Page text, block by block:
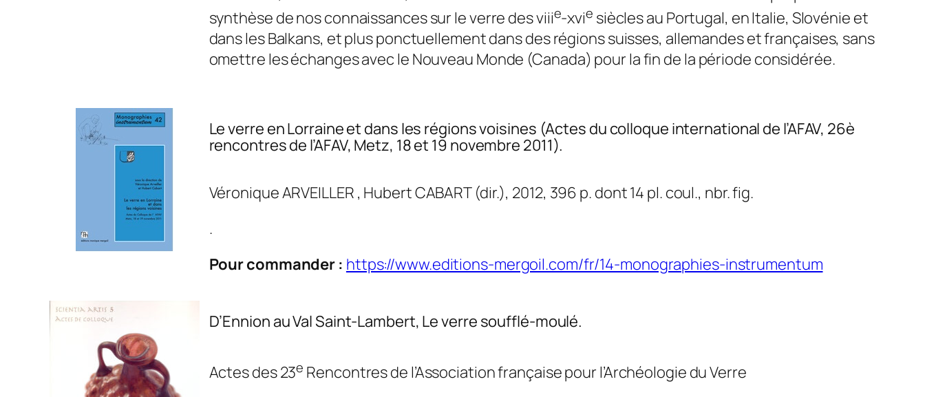
synthèse de nos connaissances sur le verre des viiie-xvie siècles au Portugal, en Italie, Slovénie et
dans les Balkans, et plus ponctuellement dans des régions suisses, allemandes et françaises, sans
omettre les échanges avec le Nouveau Monde (Canada) pour la fin de la période considérée.
Le verre en Lorraine et dans les régions voisines (Actes du colloque international de l’AFAV, 26è
rencontres de l’AFAV, Metz, 18 et 19 novembre 2011).
Véronique ARVEILLER , Hubert CABART (dir.), 2012, 396 p. dont 14 pl. coul., nbr. fig.
.
Pour commander : https://www.editions-mergoil.com/fr/14-monographies-instrumentum
D’Ennion au Val Saint-Lambert, Le verre soufflé-moulé.
Actes des 23e Rencontres de l’Association française pour l’Archéologie du Verre